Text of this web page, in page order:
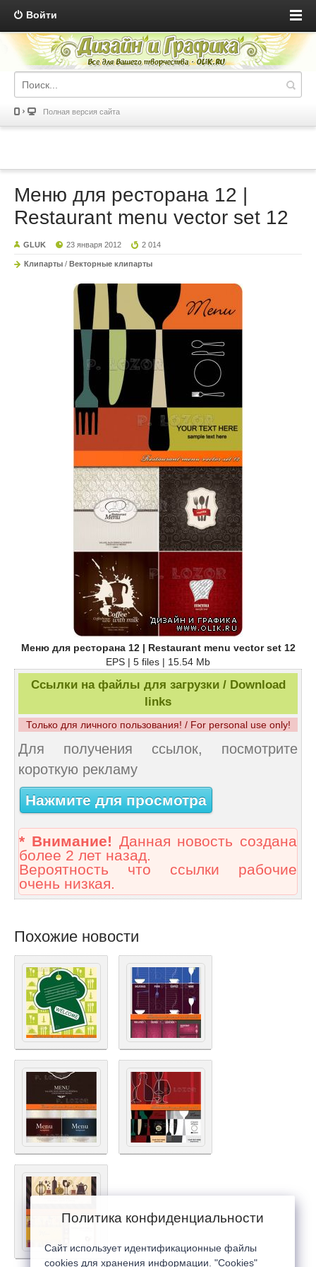
Войти
Полная версия сайта
Меню для ресторана 12 |
Restaurant menu vector set 12
GLUK 23 января 2012 2 014
Клипарты / Векторные клипарты
Меню для ресторана 12 | Restaurant menu vector set 12
EPS | 5 files | 15.54 Mb
Ссылки на файлы для загрузки / Download
links
Только для личного пользования! / For personal use only!
Для получения ссылок, посмотрите
короткую рекламу
Нажмите для просмотра
* Внимание! Данная новость создана
более 2 лет назад.
Вероятность что ссылки рабочие
очень низкая.
Похожие новости
Политика конфиденциальности
Сайт использует идентификационные файлы
cookies для хранения информации. "Cookies"